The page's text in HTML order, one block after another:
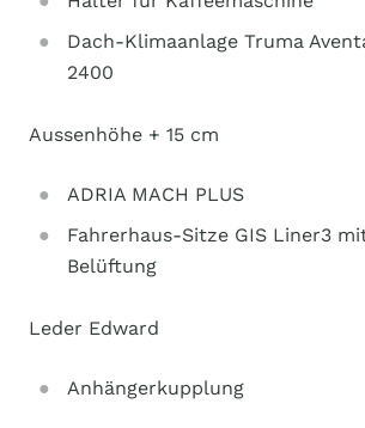
Dach-Klimaanlage Truma
2400
Aussenhöhe + 15 cm
ADRIA MACH PLUS
Fahrerhaus-Sitze GIS Liner3
Belüftung
Leder Edward
Anhängerkupplung